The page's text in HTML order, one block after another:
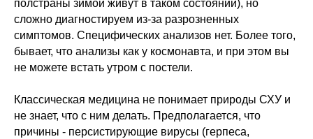
полстраны зимой живут в таком состоянии), но
сложно диагностируем из-за разрозненных
симптомов. Специфических анализов нет. Более того,
бывает, что анализы как у космонавта, и при этом вы
не можете встать утром с постели.
Классическая медицина не понимает природы СХУ и
не знает, что с ним делать. Предполагается, что
причины - персистирующие вирусы (герпеса,